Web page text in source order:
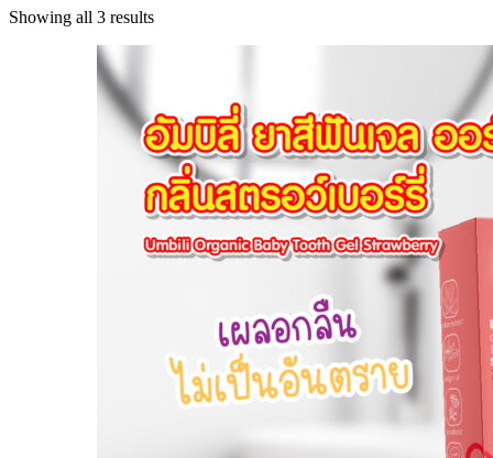
Showing all 3 results